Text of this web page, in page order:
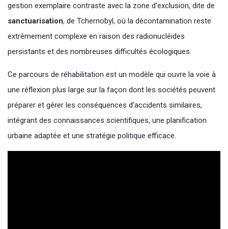
gestion exemplaire contraste avec la zone d’exclusion, dite de
sanctuarisation, de Tchernobyl, où la décontamination reste
extrêmement complexe en raison des radionucléides
persistants et des nombreuses difficultés écologiques.
Ce parcours de réhabilitation est un modèle qui ouvre la voie à
une réflexion plus large sur la façon dont les sociétés peuvent
préparer et gérer les conséquences d’accidents similaires,
intégrant des connaissances scientifiques, une planification
urbaine adaptée et une stratégie politique efficace.